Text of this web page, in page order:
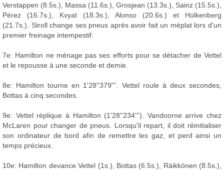
Verstappen (8.5s.), Massa (11.6s.), Grosjean (13.3s.), Sainz (15.5s.),
Pérez (16.7s.), Kvyat (18.3s.), Alonso (20.6s.) et Hülkenberg
(21.7s.). Stroll change ses pneus après avoir fait un méplat lors d'un
premier freinage intempestif.
7e: Hamilton ne ménage pas ses efforts pour se détacher de Vettel
et le repousse à une seconde et demie.
8e: Hamilton tourne en 1'28''379'''. Vettel roule à deux secondes,
Bottas à cinq secondes.
9e: Vettel réplique à Hamilton (1'28''234'''). Vandoorne arrive chez
McLaren pour changer de pneus. Lorsqu'il repart, il doit réinitialiser
son ordinateur de bord afin de remettre les gaz, et perd ainsi un
temps précieux.
10e: Hamilton devance Vettel (1s.), Bottas (6.5s.), Räikkönen (8.5s.),